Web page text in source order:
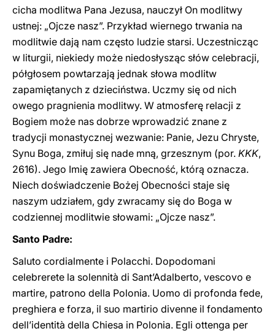
cicha modlitwa Pana Jezusa, nauczył On modlitwy
ustnej: „Ojcze nasz”. Przykład wiernego trwania na
modlitwie dają nam często ludzie starsi. Uczestnicząc
w liturgii, niekiedy może niedosłysząc słów celebracji,
półgłosem powtarzają jednak słowa modlitw
zapamiętanych z dzieciństwa. Uczmy się od nich
owego pragnienia modlitwy. W atmosferę relacji z
Bogiem może nas dobrze wprowadzić znane z
tradycji monastycznej wezwanie: Panie, Jezu Chryste,
Synu Boga, zmiłuj się nade mną, grzesznym (por. KKK,
2616). Jego Imię zawiera Obecność, którą oznacza.
Niech doświadczenie Bożej Obecności staje się
naszym udziałem, gdy zwracamy się do Boga w
codziennej modlitwie słowami: „Ojcze nasz”.
Santo Padre:
Saluto cordialmente i Polacchi. Dopodomani
celebrerete la solennità di Sant’Adalberto, vescovo e
martire, patrono della Polonia. Uomo di profonda fede,
preghiera e forza, il suo martirio divenne il fondamento
dell’identità della Chiesa in Polonia. Egli ottenga per